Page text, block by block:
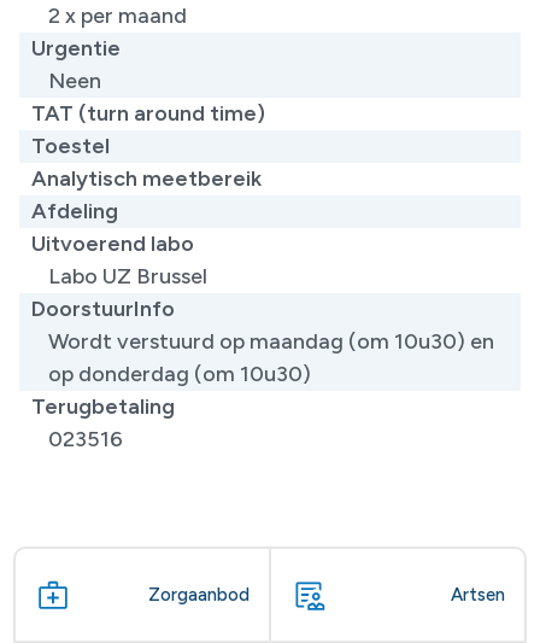
2 x per maand
Urgentie
Neen
TAT (turn around time)
Toestel
Analytisch meetbereik
Afdeling
Uitvoerend labo
Labo UZ Brussel
DoorstuurInfo
Wordt verstuurd op maandag (om 10u30) en
op donderdag (om 10u30)
Terugbetaling
023516
Zorgaanbod Artsen